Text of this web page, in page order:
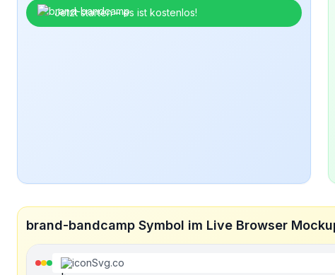
Jetzt starten – es ist kostenlos!
brand-bandcamp Symbol im Live Browser
iconSvg.co